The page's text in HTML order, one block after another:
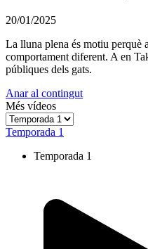
20/01/2025
La lluna plena és motiu perquè
comportament diferent. A en
públiques dels gats.
Anar al contingut
Més vídeos
Temporada 1
Temporada 1